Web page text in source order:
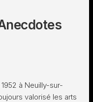
à Neuilly-sur-
valorisé les arts